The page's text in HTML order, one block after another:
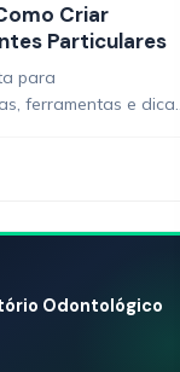
Criar
Particulares
para
ferramentas e
Odontológico